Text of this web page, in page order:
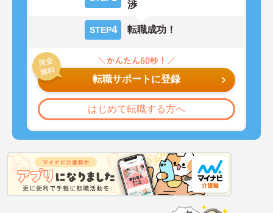
渉
STEP4 転職成功！
転職サポートに登録
はじめて転職する方へ